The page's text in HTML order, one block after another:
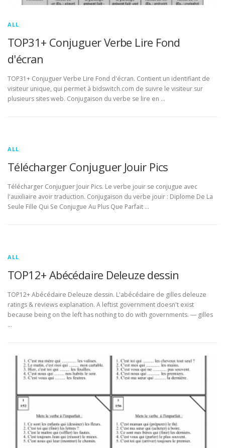
ALL
TOP31+ Conjuguer Verbe Lire Fond
d'écran
TOP31+ Conjuguer Verbe Lire Fond d'écran. Contient un identifiant de
visiteur unique, qui permet à bidswitch.com de suivre le visiteur sur
plusieurs sites web. Conjugaison du verbe se lire en …
ALL
Télécharger Conjuguer Jouir Pics
Télécharger Conjuguer Jouir Pics. Le verbe jouir se conjugue avec
l'auxiliaire avoir traduction. Conjugaison du verbe jouir : Diplome De La
Seule Fille Qui Se Conjugue Au Plus Que Parfait …
ALL
TOP12+ Abécédaire Deleuze dessin
TOP12+ Abécédaire Deleuze dessin. L'abécédaire de gilles deleuze
ratings & reviews explanation. A leftist government doesn't exist
because being on the left has nothing to do with governments. ― gilles
…